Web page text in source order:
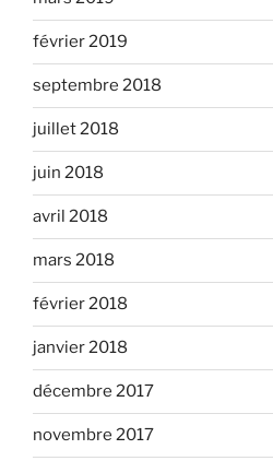
février 2019
septembre 2018
juillet 2018
juin 2018
avril 2018
mars 2018
février 2018
janvier 2018
décembre 2017
novembre 2017